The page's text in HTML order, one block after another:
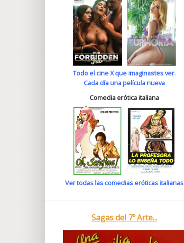
Todo el cine X que imaginastes ver.
Cada día una película nueva
Comedia erótica italiana
Ver todas las comedias eróticas italianas
Sagas del 7º Arte...